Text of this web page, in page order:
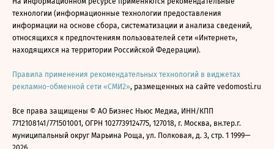
технологии (информационные технологии предоставления
информации на основе сбора, систематизации и анализа сведений,
относящихся к предпочтениям пользователей сети «Интернет»,
находящихся на территории Российской Федерации).
Правила применения рекомендательных технологий в виджетах
рекламно-обменной сети «СМИ2», размещенных на сайте vedomosti.ru
Все права защищены © АО Бизнес Ньюс Медиа, ИНН/КПП
7712108141/771501001, ОГРН 1027739124775, 127018, г. Москва, вн.тер.г.
муниципальный округ Марьина Роща, ул. Полковая, д. 3, стр. 1 1999—